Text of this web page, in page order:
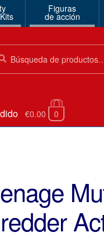
Figuras
de acción
€0.00 0